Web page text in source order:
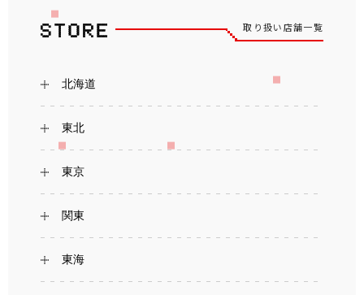
取り扱い店舗一覧
北海道
東北
東京
関東
東海